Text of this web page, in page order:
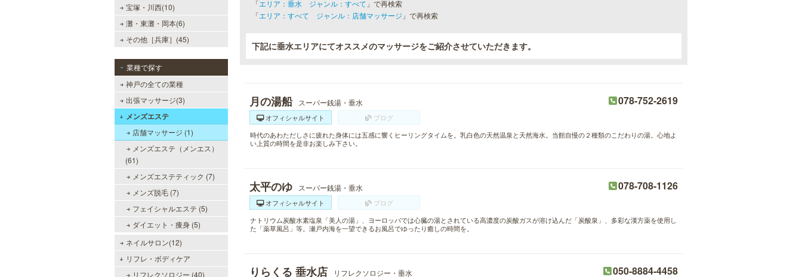
宝塚・川西(10)
灘・東灘・岡本(6)
その他［兵庫］(45)
業種で探す
神戸の全ての業種
出張マッサージ(3)
メンズエステ
店舗マッサージ (1)
メンズエステ（メンエス）
(61)
メンズエステティック (7)
メンズ脱毛 (7)
フェイシャルエステ (5)
ダイエット・痩身 (5)
ネイルサロン(12)
リフレ・ボディケア
リフレクソロジー (40)
「エリア：垂水 ジャンル：すべて 」で再検索
「エリア：すべて ジャンル：店舗マッサージ 」で再検索
下記に垂水エリアにてオススメのマッサージをご紹介させていただきます。
月の湯船 スーパー銭湯・垂水 078-752-2619
オフィシャルサイト
ブログ
時代のあわただしさに疲れた身体には五感に響くヒーリングタイムを。乳白色の天然温泉と天然海水。当館自慢の２種類のこだわりの湯。心地よ
い上質の時間を是非お楽しみ下さい。
太平のゆ スーパー銭湯・垂水 078-708-1126
オフィシャルサイト
ブログ
ナトリウム炭酸水素塩泉「美人の湯」、ヨーロッパでは心臓の湯とされている高濃度の炭酸ガスが溶け込んだ「炭酸泉」、多彩な漢方薬を使用し
た「薬草風呂」等。瀬戸内海を一望できるお風呂でゆったり癒しの時間を。
りらくる 垂水店 リフレクソロジー・垂水 050-8884-4458